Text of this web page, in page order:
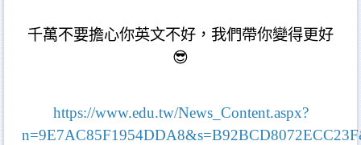
千萬不要擔心你英文不好，我們帶你變得更好
😎
https://www.edu.tw/News_Content.aspx?